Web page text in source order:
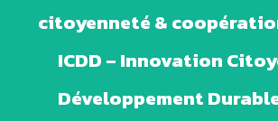
citoyenneté &
ICDD – Innovation
Développement